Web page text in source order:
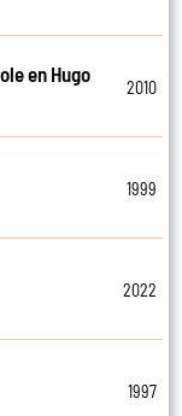
en Hugo
2010
1999
2022
1997